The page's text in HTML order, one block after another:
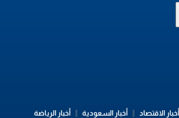
أخبار الاقتصاد أخبار السعودية
أخبار الرياضة